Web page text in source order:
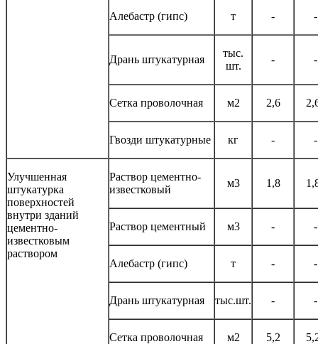
Алебастр (гипс) т - -
Дрань штукатурная
тыс.
шт.
- -
Сетка проволочная м2 2,6
Гвозди штукатурные кг - -
Улучшенная
штукатурка
поверхностей
внутри зданий
цементно-
известковым
раствором
Раствор цементно-
известковый
м3 1,8
Раствор цементный м3 - -
Алебастр (гипс) т - -
Дрань штукатурная тыс.шт. - -
Сетка проволочная м2 5,2